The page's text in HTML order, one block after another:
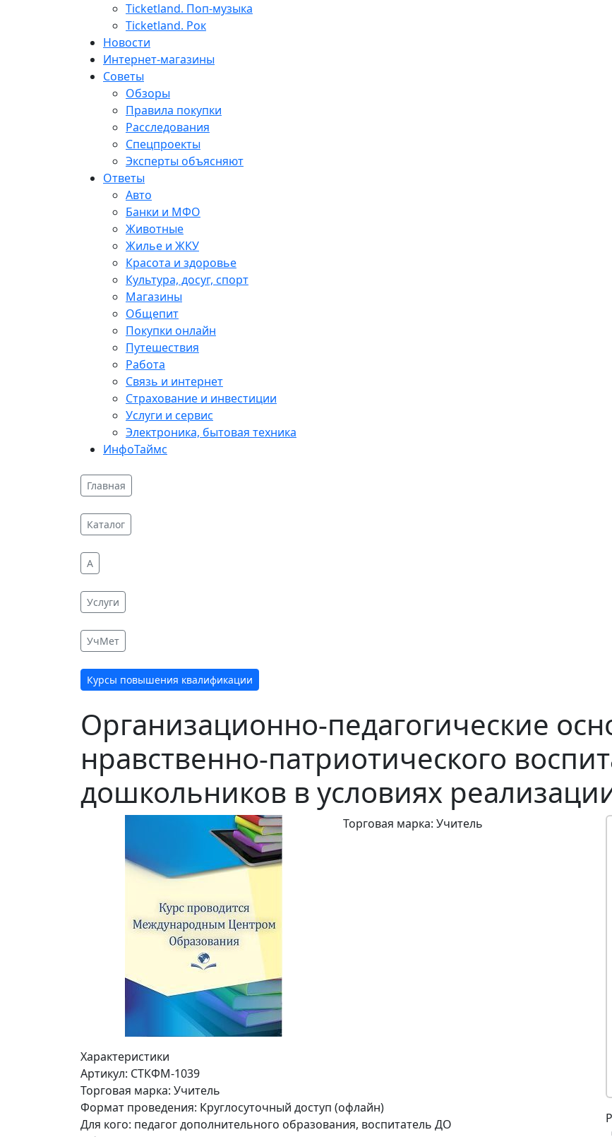
Ticketland. Поп-музыка
Ticketland. Рок
Новости
Интернет-магазины
Советы
Обзоры
Правила покупки
Расследования
Спецпроекты
Эксперты объясняют
Ответы
Авто
Банки и МФО
Животные
Жилье и ЖКУ
Красота и здоровье
Культура, досуг, спорт
Магазины
Общепит
Покупки онлайн
Путешествия
Работа
Связь и интернет
Страхование и инвестиции
Услуги и сервис
Электроника, бытовая техника
ИнфоТаймс
Главная
Каталог
A
Услуги
УчМет
Курсы повышения квалификации
Организационно-педагогические
нравственно-патриотического
дошкольников в условиях
Торговая марка: Учитель
Характеристики
Артикул: СТКФМ-1039
Торговая марка: Учитель
Формат проведения: Круглосуточный доступ (офлайн)
Для кого: педагог дополнительного образования, воспитатель ДО